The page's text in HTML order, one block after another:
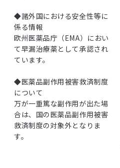
◆諸外国における安全性等に
係る情報
欧州医薬品庁（EMA）におい
て早漏治療薬として承認され
ています。
◆医薬品副作用被害救済制度
について
万が一重篤な副作用が出た場
合は、国の医薬品副作用被害
救済制度の対象外となりま
す。